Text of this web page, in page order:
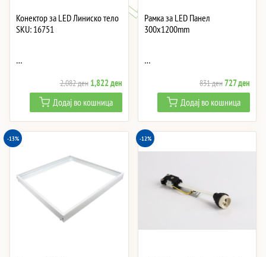
Конектор за LED Линиско тело
SKU: 16751
…
2,082ден Original
price
was:
2,082 ден.
1,822денCurrent
price
is:
1,822 ден.
Додај во кошница
Рамка за LED Панел
300x1200mm
…
831денOriginal
price
was:
831 ден.
727ден
price
is:
727
Додај во кошница
-13% -12%